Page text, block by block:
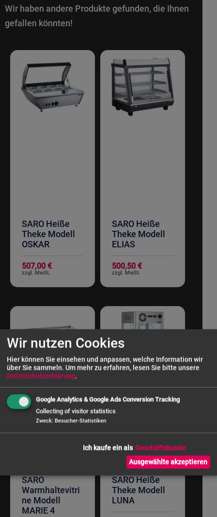
Wir haben andere Produkte gefunden, die Ihnen
gefallen könnten!
SARO Heiße
Theke Modell
OSKAR
507,00 €
SARO
Warmhaltevitri
ne Modell
MARIE 4
SARO Heiße
Theke Modell
ELIAS
500,50 €
SARO Heiße
Theke Modell
LUNA
Wir nutzen Cookies
Hier können Sie einsehen und anpassen, welche Information wir
über Sie sammeln. Um mehr zu erfahren, lesen Sie bitte unsere
Datenschutzerklärung.
Google Analytics & Google Ads Conversion Tracking
Collecting of visitor statistics
Zweck: Besucher-Statistiken
Ich kaufe ein als
Ausgewählte akzeptieren